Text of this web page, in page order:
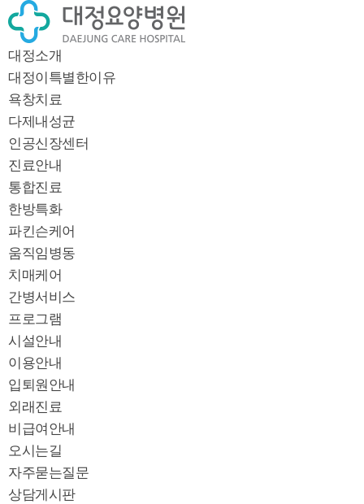
대정소개
대정이특별한이유
욕창치료
다제내성균
인공신장센터
진료안내
통합진료
한방특화
파킨슨케어
움직임병동
치매케어
간병서비스
프로그램
시설안내
이용안내
입퇴원안내
외래진료
비급여안내
오시는길
자주묻는질문
상담게시판